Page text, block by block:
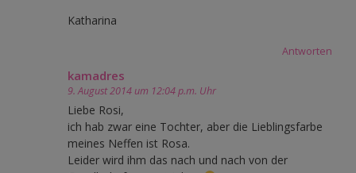
Katharina
Antworten
kamadres
9. August 2014 um 12:04 p.m. Uhr
Liebe Rosi,
ich hab zwar eine Tochter, aber die Lieblingsfarbe
meines Neffen ist Rosa.
Leider wird ihm das nach und nach von der